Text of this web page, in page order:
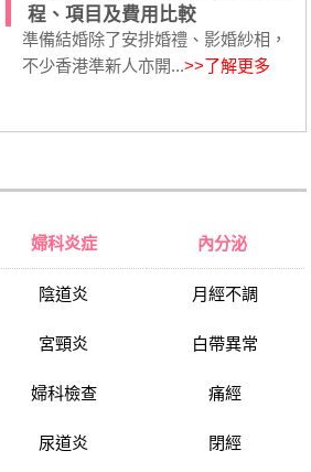
程、項目及費用比較
準備結婚除了安排婚禮、影婚紗相，
不少香港準新人亦開...>>了解更多
婦科炎症
陰道炎
宮頸炎
婦科檢查
尿道炎
內分泌
月經不調
白帶異常
痛經
閉經